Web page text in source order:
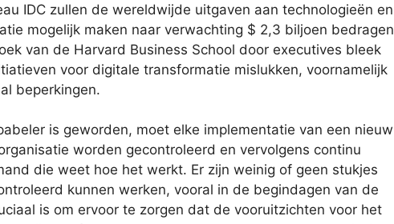
IDC zullen de wereldwijde uitgaven aan technologieën en
mogelijk maken naar verwachting $ 2,3 biljoen bedragen
van de Harvard Business School door executives bleek
voor digitale transformatie mislukken, voornamelijk
beperkingen.
is geworden, moet elke implementatie van een nieuw
worden gecontroleerd en vervolgens continu
die weet hoe het werkt. Er zijn weinig of geen stukjes
kunnen werken, vooral in de begindagen van de
is om ervoor te zorgen dat de vooruitzichten voor het